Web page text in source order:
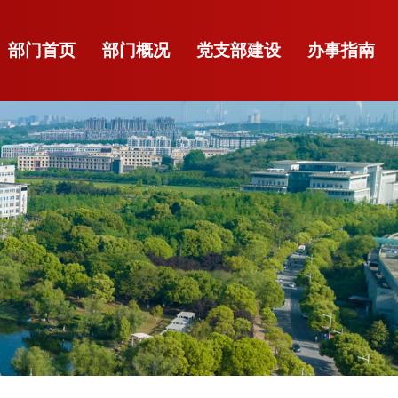
部门首页 部门概况 党支部建设 办事指南